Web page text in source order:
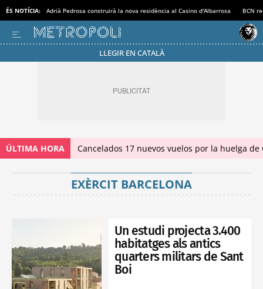
ÉS NOTÍCIA: Adrià Pedrosa construirà la nova residència al Casino d'Albarrosa BCN
LLEGIR EN CATALÀ
ÚLTIMA HORA Cancelados 17 nuevos vuelos por la huelga
EXÈRCIT BARCELONA
Un estudi projecta 3.400
habitatges als antics
quarters militars de Sant
Boi